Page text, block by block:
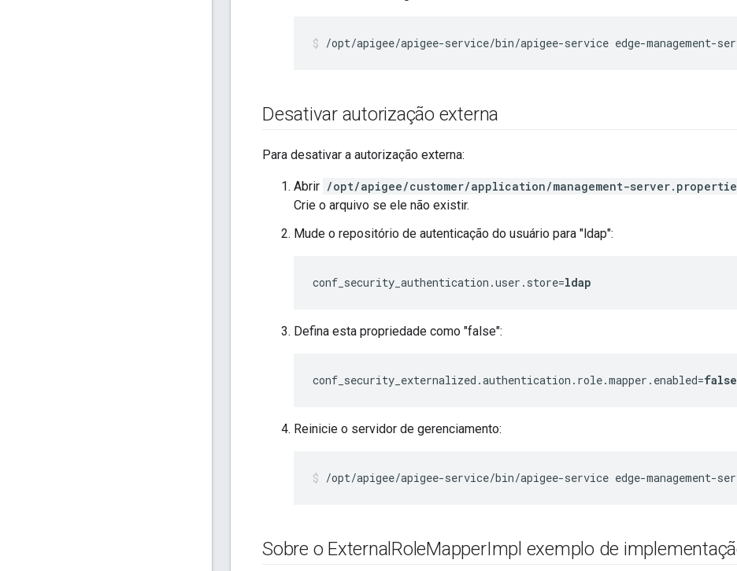
/opt/apigee/apigee-service/bin/apigee-service edge-management-
Desativar autorização externa
Para desativar a autorização externa:
Abrir /opt/apigee/customer/application/management-
Crie o arquivo se ele não existir.
Mude o repositório de autenticação do usuário para "ldap":
conf_security_authentication.user.store=ldap
Defina esta propriedade como "false":
conf_security_externalized.authentication.role.mapper.enabled=false
Reinicie o servidor de gerenciamento:
/opt/apigee/apigee-service/bin/apigee-service edge-management-
Sobre o External RoleMapperImpl exemplo de